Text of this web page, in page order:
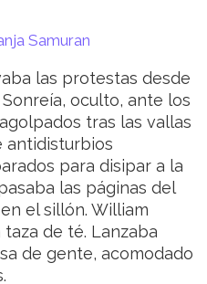
Samuran
las protestas desde
oculto, ante los
tras las vallas
antidisturbios
para disipar a la
las páginas del
el sillón. William
de té. Lanzaba
de gente, acomodado